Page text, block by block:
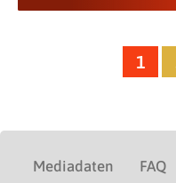
1
Mediadaten FAQ